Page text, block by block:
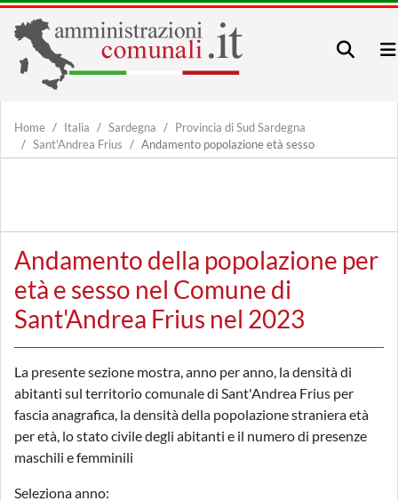
Home Italia Sardegna
Provincia di Sud Sardegna
Sant'Andrea Frius
Andamento popolazione età sesso
Andamento della popolazione per
età e sesso nel Comune di
Sant'Andrea Frius nel 2023
La presente sezione mostra, anno per anno, la densità di
abitanti sul territorio comunale di Sant'Andrea Frius per
fascia anagrafica, la densità della popolazione straniera età
per età, lo stato civile degli abitanti e il numero di presenze
maschili e femminili
Seleziona anno: